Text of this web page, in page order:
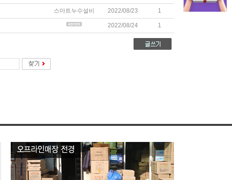
스마트누수설비 2022/08/23 1
2022/08/24 1